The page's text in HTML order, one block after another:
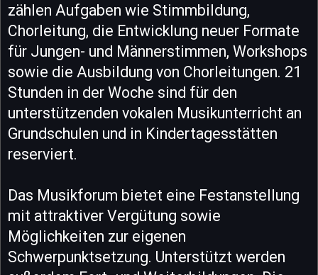
zählen Aufgaben wie Stimmbildung,
Chorleitung, die Entwicklung neuer Formate
für Jungen- und Männerstimmen, Workshops
sowie die Ausbildung von Chorleitungen. 21
Stunden in der Woche sind für den
unterstützenden vokalen Musikunterricht an
Grundschulen und in Kindertagesstätten
reserviert.
Das Musikforum bietet eine Festanstellung
mit attraktiver Vergütung sowie
Möglichkeiten zur eigenen
Schwerpunktsetzung. Unterstützt werden